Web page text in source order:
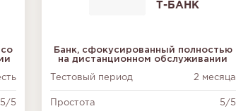
5/5
Т-БАНК
Банк, сфокусированный полностью
на дистанционном обслуживании
Тестовый период 2 месяца
Простота
5/5